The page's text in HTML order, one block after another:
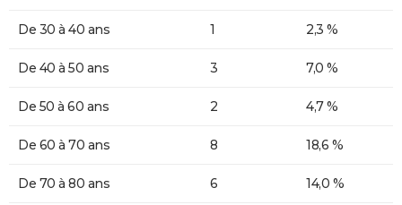
De 30 à 40 ans 1 2,3 %
De 40 à 50 ans 3 7,0 %
De 50 à 60 ans 2 4,7 %
De 60 à 70 ans 8 18,6 %
De 70 à 80 ans 6 14,0 %